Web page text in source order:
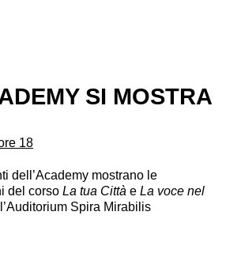
SI MOSTRA
18
dell’Academy mostrano le
del corso La tua Città e La voce nel
Spira Mirabilis